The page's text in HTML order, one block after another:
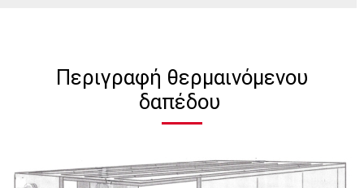
Περιγραφή θερμαινόμενου
δαπέδου